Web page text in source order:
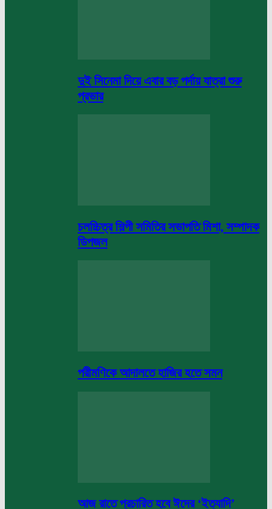
দুই সিনেমা দিয়ে এবার বড় পর্দায় যাত্রা শুরু
প্রভার
চলচ্চিত্র শিল্পী সমিতির সভাপতি মিশা, সম্পাদক
ডিপজল
পরীমণিকে আদালতে হাজির হতে সমন
আজ রাতে প্রচারিত হবে ঈদের ‘ইত্যাদি’